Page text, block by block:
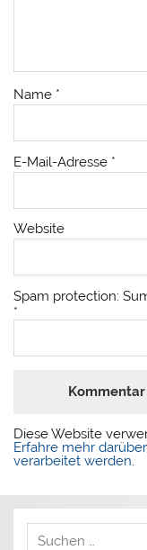
Name *
E-Mail-Adresse *
Website
Spam protection:
*
Diese Website
Erfahre mehr
verarbeitet werden.